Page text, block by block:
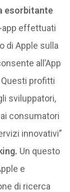
esorbitante
app effettuati
di Apple sulla
all’App
profitti
sviluppatori,
consumatori
innovativi”
Un questo
e
di ricerca